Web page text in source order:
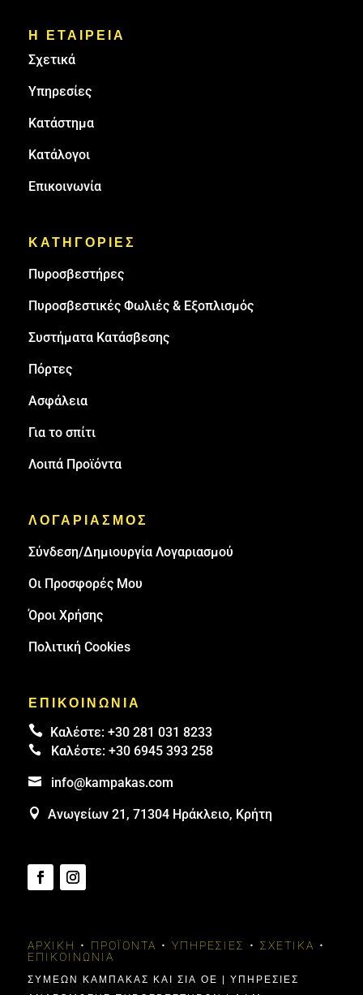
Η ΕΤΑΙΡΕΙΑ
Σχετικά
Υπηρεσίες
Κατάστημα
Κατάλογοι
Επικοινωνία
ΚΑΤΗΓΟΡΙΕΣ
Πυρoσβεστήρες
Πυροσβεστικές Φωλιές & Εξοπλισμός
Συστήματα Κατάσβεσης
Πόρτες
Ασφάλεια
Για το σπίτι
Λοιπά Προϊόντα
ΛΟΓΑΡΙΑΣΜΟΣ
Σύνδεση/Δημιουργία Λογαριασμού
Οι Προσφορές Μου
Όροι Χρήσης
Πολιτική Cookies
ΕΠΙΚΟΙΝΩΝΙΑ
 Καλέστε: +30 281 031 8233
 Καλέστε: +30 6945 393 258
 info@kampakas.com
 Ανωγείων 21, 71304 Ηράκλειο, Κρήτη
ΑΡΧΙΚΉ • ΠΡΟΪΌΝΤΑ • ΥΠΗΡΕΣΊΕΣ • ΣΧΕΤΙΚΆ •
ΕΠΙΚΟΙΝΩΝΊΑ
ΣΥΜΕΩΝ ΚΑΜΠΑΚΑΣ ΚΑΙ ΣΙΑ ΟΕ | ΥΠΗΡΕΣΙΕΣ